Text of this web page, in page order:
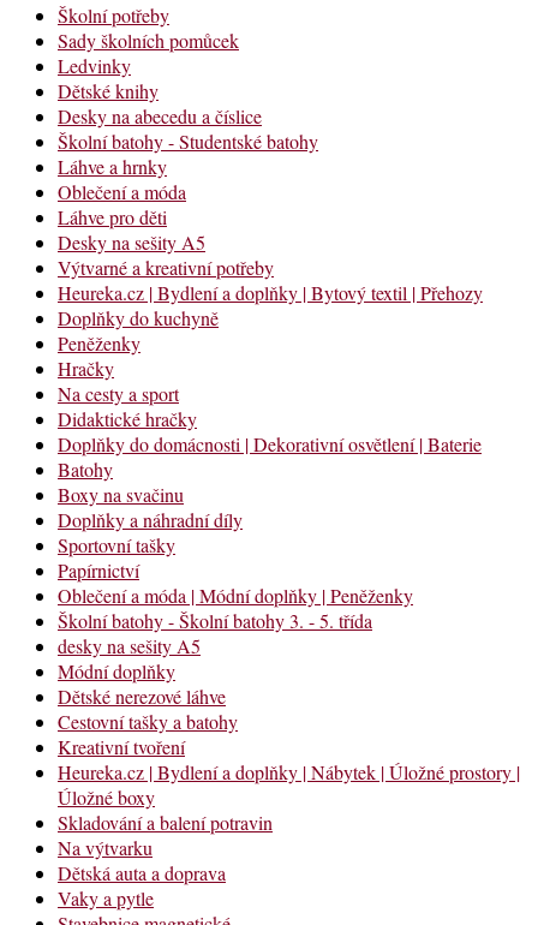
Školní potřeby
Sady školních pomůcek
Ledvinky
Dětské knihy
Desky na abecedu a číslice
Školní batohy - Studentské batohy
Láhve a hrnky
Oblečení a móda
Láhve pro děti
Desky na sešity A5
Výtvarné a kreativní potřeby
Heureka.cz | Bydlení a doplňky | Bytový textil | Přehozy
Doplňky do kuchyně
Peněženky
Hračky
Na cesty a sport
Didaktické hračky
Doplňky do domácnosti | Dekorativní osvětlení | Baterie
Batohy
Boxy na svačinu
Doplňky a náhradní díly
Sportovní tašky
Papírnictví
Oblečení a móda | Módní doplňky | Peněženky
Školní batohy - Školní batohy 3. - 5. třída
desky na sešity A5
Módní doplňky
Dětské nerezové láhve
Cestovní tašky a batohy
Kreativní tvoření
Heureka.cz | Bydlení a doplňky | Nábytek | Úložné prostory |
Úložné boxy
Skladování a balení potravin
Na výtvarku
Dětská auta a doprava
Vaky a pytle